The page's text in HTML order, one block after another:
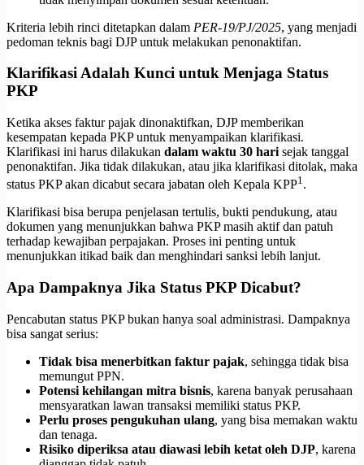
Kriteria lebih rinci ditetapkan dalam PER-19/PJ/2025, yang menjadi
pedoman teknis bagi DJP untuk melakukan penonaktifan.
Klarifikasi Adalah Kunci untuk Menjaga Status
PKP
Ketika akses faktur pajak dinonaktifkan, DJP memberikan
kesempatan kepada PKP untuk menyampaikan klarifikasi.
Klarifikasi ini harus dilakukan dalam waktu 30 hari sejak tanggal
penonaktifan. Jika tidak dilakukan, atau jika klarifikasi ditolak, maka
status PKP akan dicabut secara jabatan oleh Kepala KPP1 .
Klarifikasi bisa berupa penjelasan tertulis, bukti pendukung, atau
dokumen yang menunjukkan bahwa PKP masih aktif dan patuh
terhadap kewajiban perpajakan. Proses ini penting untuk
menunjukkan itikad baik dan menghindari sanksi lebih lanjut.
Apa Dampaknya Jika Status PKP Dicabut?
Pencabutan status PKP bukan hanya soal administrasi. Dampaknya
bisa sangat serius:
Tidak bisa menerbitkan faktur pajak, sehingga tidak bisa
memungut PPN.
Potensi kehilangan mitra bisnis, karena banyak perusahaan
mensyaratkan lawan transaksi memiliki status PKP.
Perlu proses pengukuhan ulang, yang bisa memakan waktu
dan tenaga.
Risiko diperiksa atau diawasi lebih ketat oleh DJP, karena